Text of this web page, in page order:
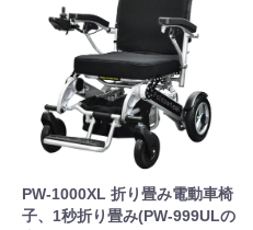
PW-1000XL 折り畳み電動車椅
子、1秒折り畳み(PW-999ULの